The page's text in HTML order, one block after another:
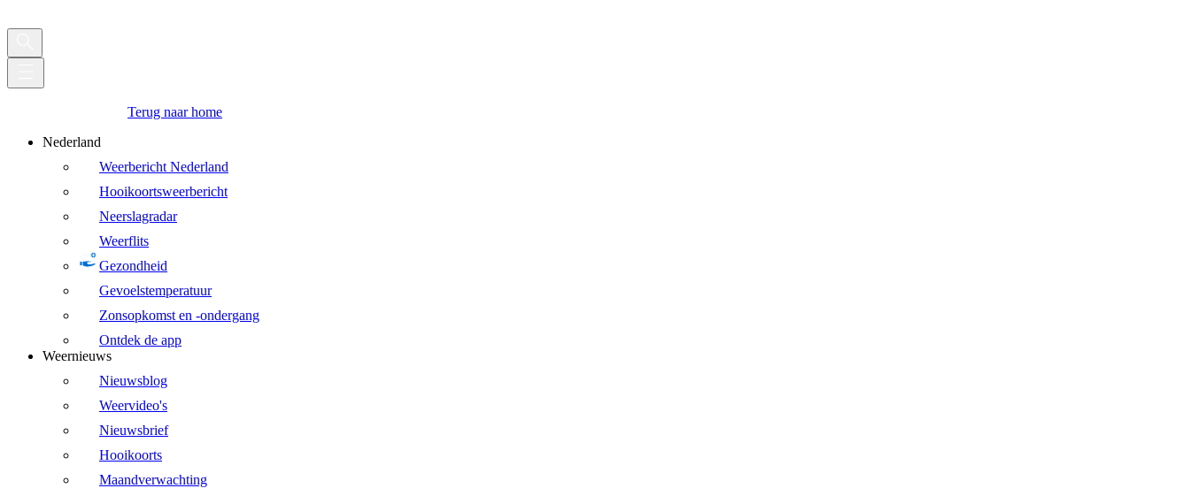
Terug naar home
Nederland
Weerbericht Nederland
Hooikoortsweerbericht
Neerslagradar
Weerflits
Gezondheid
Gevoelstemperatuur
Zonsopkomst en -ondergang
Ontdek de app
Weernieuws
Nieuwsblog
Weervideo's
Nieuwsbrief
Hooikoorts
Maandverwachting